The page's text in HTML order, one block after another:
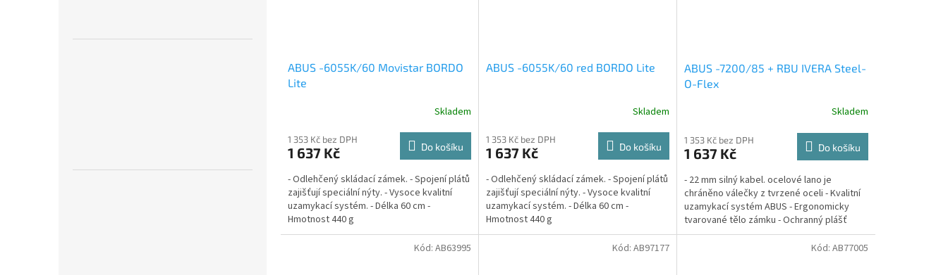
ABUS -6055K/60 Movistar BORDO
Lite
Skladem
1 353 Kč bez DPH
1 637 Kč Do košíku
- Odlehčený skládací zámek. - Spojení plátů
zajišťují speciální nýty. - Vysoce kvalitní
uzamykací systém. - Délka 60 cm -
Hmotnost 440 g
ABUS -6055K/60 red BORDO Lite
Skladem
1 353 Kč bez DPH
1 637 Kč Do košíku
- Odlehčený skládací zámek. - Spojení plátů
zajišťují speciální nýty. - Vysoce kvalitní
uzamykací systém. - Délka 60 cm -
Hmotnost 440 g
ABUS -7200/85 + RBU IVERA Steel-
O-Flex
Skladem
1 353 Kč bez DPH
1 637 Kč Do košíku
- 22 mm silný kabel. ocelové lano je
chráněno válečky z tvrzené oceli - Kvalitní
uzamykací systém ABUS - Ergonomicky
tvarované tělo zámku - Ochranný plášť
proti poškození laku -...
Kód: AB63995 Kód: AB97177 Kód: AB77005